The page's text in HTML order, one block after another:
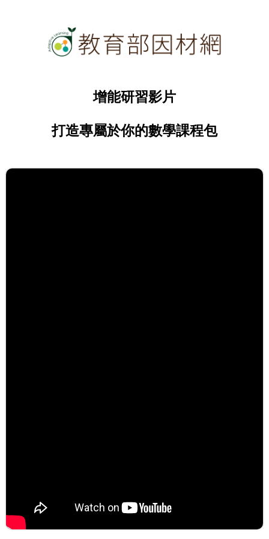
增能研習影片
打造專屬於你的數學課程包